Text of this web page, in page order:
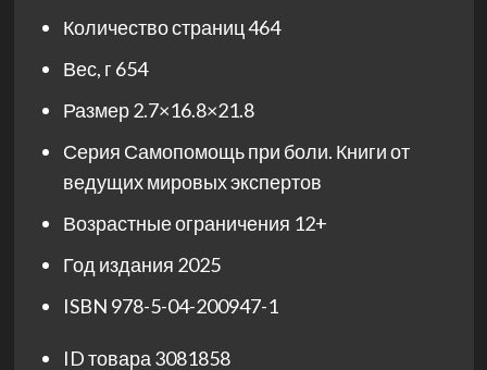
Количество страниц464
Вес, г 654
Размер2.7×16.8×21.8
Серия Самопомощь при боли. Книги от
ведущих мировых экспертов
Возрастные ограничения 12+
Год издания 2025
ISBN 978-5-04-200947-1
ID товара 3081858